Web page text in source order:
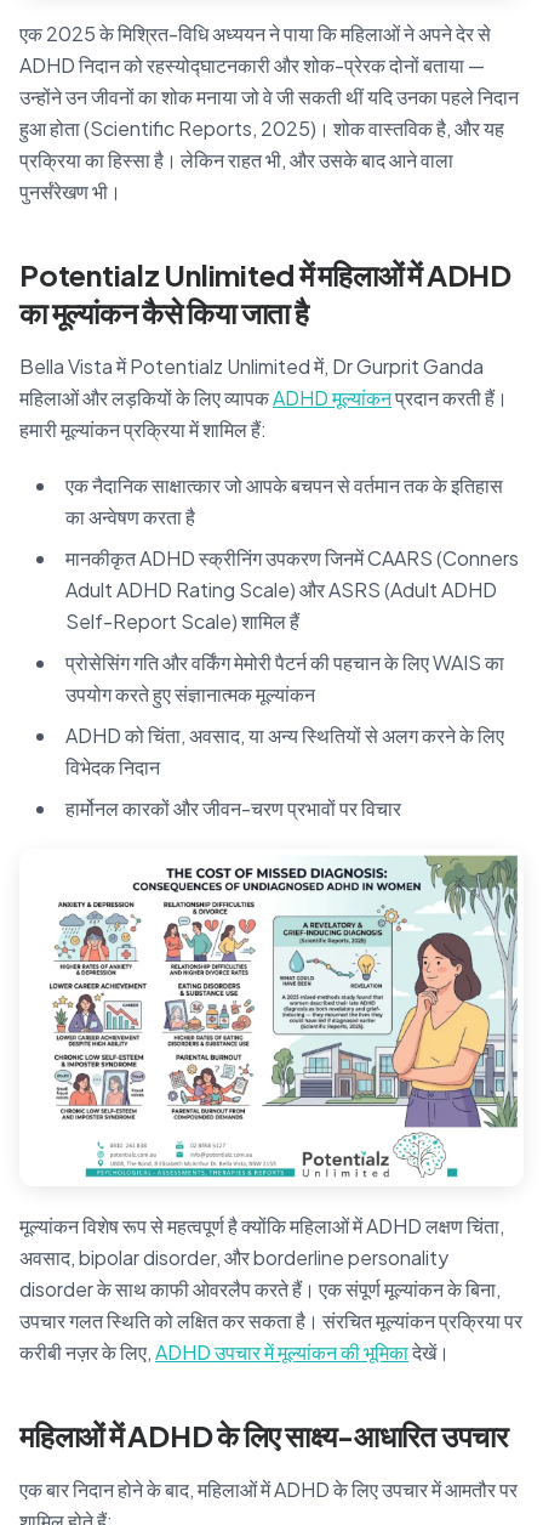
एक 2025 के मिश्रित-विधि अध्ययन ने पाया कि महिलाओं ने अपने देर से
ADHD निदान को रहस्योद्घाटनकारी और शोक-प्रेरक दोनों बताया —
उन्होंने उन जीवनों का शोक मनाया जो वे जी सकती थीं यदि उनका पहले निदान
हुआ होता (Scientific Reports, 2025)। शोक वास्तविक है, और यह
प्रक्रिया का हिस्सा है। लेकिन राहत भी, और उसके बाद आने वाला
पुनर्संरेखण भी।
Potentialz Unlimited में महिलाओं में ADHD
का मूल्यांकन कैसे किया जाता है
Bella Vista में Potentialz Unlimited में, Dr Gurprit Ganda
महिलाओं और लड़कियों के लिए व्यापकADHD मूल्यांकनप्रदान करती हैं।
हमारी मूल्यांकन प्रक्रिया में शामिल हैं:
एक नैदानिक साक्षात्कार जो आपके बचपन से वर्तमान तक के इतिहास
का अन्वेषण करता है
मानकीकृत ADHD स्क्रीनिंग उपकरण जिनमें CAARS (Conners
Adult ADHD Rating Scale) और ASRS (Adult ADHD
Self-Report Scale) शामिल हैं
प्रोसेसिंग गति और वर्किंग मेमोरी पैटर्न की पहचान के लिए WAIS का
उपयोग करते हुए संज्ञानात्मक मूल्यांकन
ADHD को चिंता, अवसाद, या अन्य स्थितियों से अलग करने के लिए
विभेदक निदान
हार्मोनल कारकों और जीवन-चरण प्रभावों पर विचार
मूल्यांकन विशेष रूप से महत्वपूर्ण है क्योंकि महिलाओं में ADHD लक्षण चिंता,
अवसाद, bipolar disorder, और borderline personality
disorder के साथ काफी ओवरलैप करते हैं। एक संपूर्ण मूल्यांकन के बिना,
उपचार गलत स्थिति को लक्षित कर सकता है। संरचित मूल्यांकन प्रक्रिया पर
करीबी नज़र के लिए,ADHD उपचार में मूल्यांकन की भूमिकादेखें।
महिलाओं में ADHD के लिए साक्ष्य-आधारित उपचार
एक बार निदान होने के बाद, महिलाओं में ADHD के लिए उपचार में आमतौर पर